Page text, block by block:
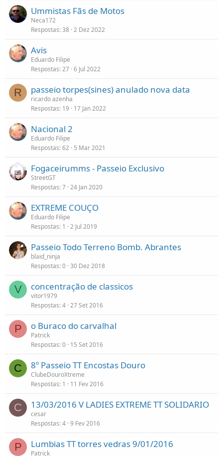
Ummistas Fãs de Motos
Neca172
Respostas 38 2 Dez 2022
Avis
Eduardo Filipe
Respostas 27 6 Jul 2022
R passeio torpes(sines) anulado nova data
ricardo azenha
Respostas 19 17 Jan 2022
Nacional 2
Eduardo Filipe
Respostas 62 5 Mar 2021
Fogaceirumms - Passeio Exclusivo
StreetGT
Respostas 7 24 Jan 2020
EXTREME COUÇO
Eduardo Filipe
Respostas 1 2 Jul 2019
Passeio Todo Terreno Bomb. Abrantes
blaid_ninja
Respostas 0 30 Dez 2018
V concentração de classicos
vitor1979
Respostas 4 27 Set 2016
P o Buraco do carvalhal
Patrick
Respostas 0 15 Set 2016
C 8º Passeio TT Encostas Douro
ClubeDouroXtreme
Respostas 1 11 Fev 2016
C 13/03/2016 V LADIES EXTREME TT SOLIDARIO
cesar
Respostas 4 9 Fev 2016
P Lumbias TT torres vedras 9/01/2016
Patrick